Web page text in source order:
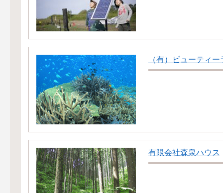
（有）ビューティ
有限会社森泉ハウス